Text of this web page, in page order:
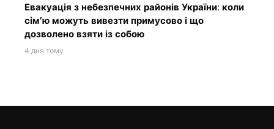
Евакуація з небезпечних районів України: коли
сім’ю можуть вивезти примусово і що
дозволено взяти із собою
4 дня тому